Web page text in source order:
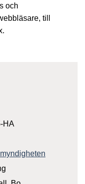
och
till
HA